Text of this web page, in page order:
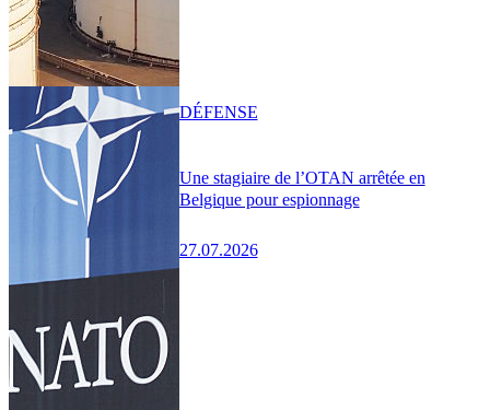
Une stagiaire de l’OTAN arrêtée en
Belgique pour espionnage
27.07.2026
DÉFENSE